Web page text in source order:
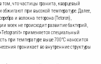
том, что частицы гранита, кварцевый
обжигают при высокой температуре. Далее,
и волокна теторона (Tetoron),
моек не происходит развитие бактерий,
применяется специальный
при температуре выше 700°С наносится
проникает во внутренние структуры